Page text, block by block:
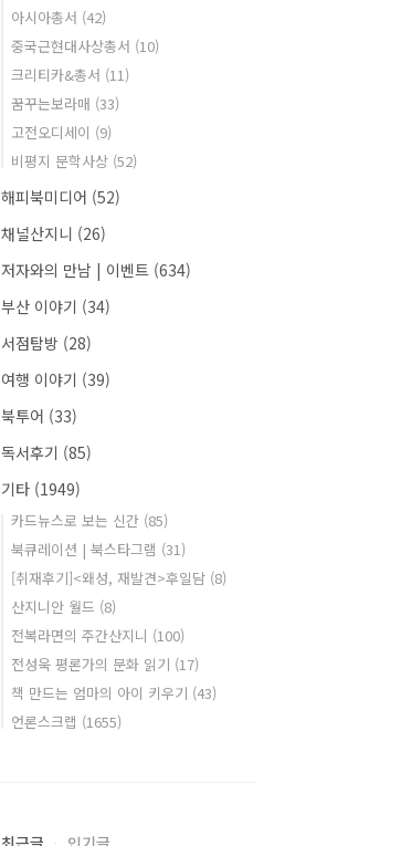
아시아총서 (42)
중국근현대사상총서 (10)
크리티카&총서 (11)
꿈꾸는보라매 (33)
고전오디세이 (9)
비평지 문학사상 (52)
해피북미디어 (52)
채널산지니 (26)
저자와의 만남 | 이벤트 (634)
부산 이야기 (34)
서점탐방 (28)
여행 이야기 (39)
북투어 (33)
독서후기 (85)
기타 (1949)
카드뉴스로 보는 신간 (85)
북큐레이션 | 북스타그램 (31)
[취재후기]<왜성, 재발견>후일담 (8)
산지니안 월드 (8)
전복라면의 주간산지니 (100)
전성욱 평론가의 문화 읽기 (17)
책 만드는 엄마의 아이 키우기 (43)
언론스크랩 (1655)